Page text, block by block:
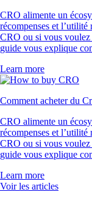
CRO alimente un
récompenses et l’utilité
CRO ou si vous voulez
guide vous explique
Learn more
Comment acheter du
CRO alimente un
récompenses et l’utilité
CRO ou si vous voulez
guide vous explique
Learn more
Voir les articles